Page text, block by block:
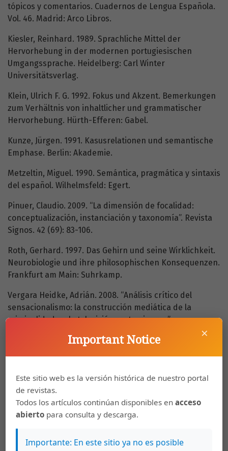
tópicos y comentarios. Cuadernos de Lengua Española.
Vol. 46. Madrid: Arco Libros.
Kiesler, Reinhard. 1989. Sprachliche Mittel der
Hervorhebung in der modernen portugiesischen
Umgangssprache. Heidelberg: Carl Winter
Universitätsverlag.
Klein, Ulrich F. G. 1992. Fokus und Akzent. Bemerkungen
zum Verhältnis von inhaltlicher und grammatischer
Hervorhebung. Hürth-Efferen: Gabel.
Kunze, Jürgen. 1991. Kasusrelationen und semantische
Emphase. Berlin: Akademie.
Metzeltin, Miguel. 1990. Semántica, pragmática y sintaxis
del español. Wilhelmsfeld: Egert.
Pinuer, Claudio. 2009. “La dimensión de focalidad:
conceptualización, instanciación y taxonomía”. Revista
Signos. 42 (69): 83-106.
Roth, Gerhard. 1997. Das Gehirn und seine Wirklichkeit.
Neurobiologie und ihre philosophischen Konsequenzen.
Frankfurt am Main: Suhrkamp.
Vergara Heidke, Adrián. 2008. “Análisis crítico del
sensacionalismo: la construcción mediática de la
criminalidad en la televisión costarricense”.
White, Peter R. R. 1999. “Un recorrido por la teoría de la
valoración”. Recuperado de: www.
grammatics.com/valoracion/
×
Important Notice
Este sitio web es la versión histórica de nuestro portal
de revistas.
Todos los artículos continúan disponibles enacceso
abierto para consulta y descarga.
Importante: En este sitio ya no es posible